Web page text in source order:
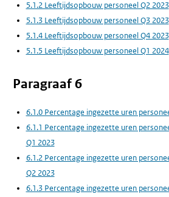
5.1.2 Leeftijdsopbouw personeel Q2 2023
5.1.3 Leeftijdsopbouw personeel Q3 2023
5.1.4 Leeftijdsopbouw personeel Q4 2023
5.1.5 Leeftijdsopbouw personeel Q1 2024
Paragraaf 6
6.1.0 Percentage ingezette uren
6.1.1 Percentage ingezette uren
Q1 2023
6.1.2 Percentage ingezette uren
Q2 2023
6.1.3 Percentage ingezette uren